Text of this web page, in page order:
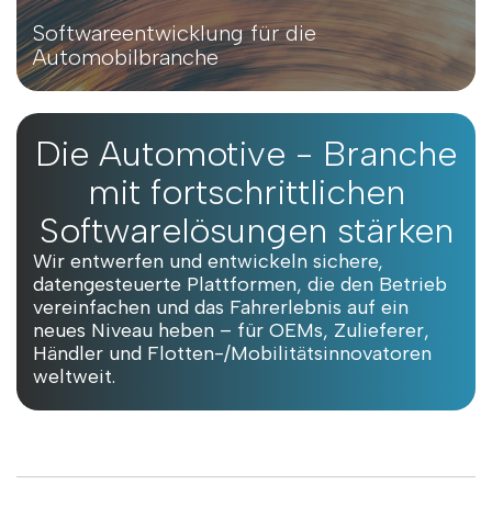
Softwareentwicklung für die
Automobilbranche
Die Automotive - Branche
mit fortschrittlichen
Softwarelösungen stärken
Wir entwerfen und entwickeln sichere,
datengesteuerte Plattformen, die den Betrieb
vereinfachen und das Fahrerlebnis auf ein
neues Niveau heben – für OEMs, Zulieferer,
Händler und Flotten-/Mobilitätsinnovatoren
weltweit.